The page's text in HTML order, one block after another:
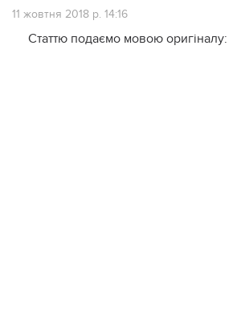
11 жовтня 2018 р. 14:16
Статтю подаємо мовою оригіналу: